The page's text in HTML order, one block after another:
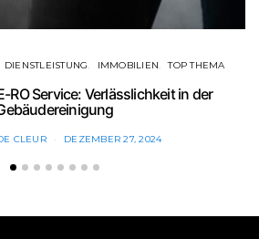
DIENSTLEISTUNG IMMOBILIEN TOP THEMA
RO Service: Verlässlichkeit in der
CLEUR DEZEMBER 27, 2024